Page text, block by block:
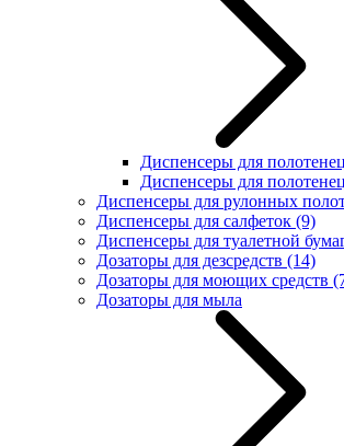
Диспенсеры для
Диспенсеры для
Диспенсеры для рулонных
Диспенсеры для салфеток (9)
Диспенсеры для туалетной
Дозаторы для дезсредств (14)
Дозаторы для моющих средств
Дозаторы для мыла